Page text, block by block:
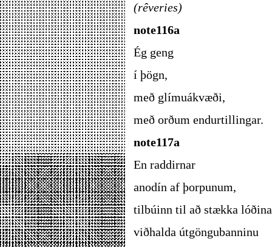
(rêveries)
note116a
Ég geng
í þögn,
með glímuákvæði,
með orðum endurtillingar.
note117a
En raddirnar
anodín af þorpunum,
tilbúinn til að stækka lóðina
viðhalda útgöngubanninu